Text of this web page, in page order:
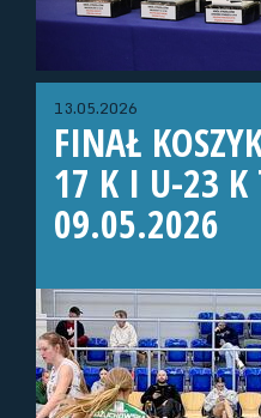
13.05.2026
FINAŁ
17 K I U-23 K
09.05.2026